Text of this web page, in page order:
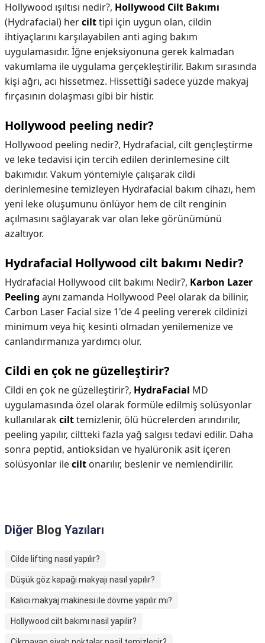
Hollywood ışıltısı nedir?, Hollywood Cilt Bakımı
(Hydrafacial) hercilttipi için uygun olan, cildin
ihtiyaçlarını karşılayabilen anti aging bakım
uygulamasıdır. İğne enjeksiyonuna gerek kalmadan
vakumlama ile uygulama gerçekleştirilir. Bakım sırasında
kişi ağrı, acı hissetmez. Hissettiği sadece yüzde makyaj
fırçasının dolaşması gibi bir histir.
Hollywood peeling nedir?
Hollywood peeling nedir?, Hydrafacial, cilt gençleştirme
ve leke tedavisi için tercih edilen derinlemesine cilt
bakımıdır. Vakum yöntemiyle çalışarak cildi
derinlemesine temizleyen Hydrafacial bakım cihazı, hem
yeni leke oluşumunu önlüyor hem de cilt renginin
açılmasını sağlayarak var olan leke görünümünü
azaltıyor.
Hydrafacial Hollywood cilt bakımı Nedir?
Hydrafacial Hollywood cilt bakımı Nedir?, Karbon Lazer
Peeling aynı zamanda Hollywood Peel olarak da bilinir,
Carbon Laser Facial size 1'de 4 peeling vererek cildinizi
minimum veya hiç kesinti olmadan yenilemenize ve
canlandırmanıza yardımcı olur.
Cildi en çok ne güzelleştirir?
Cildi en çok ne güzelleştirir?, HydraFacial MD
uygulamasında özel olarak formüle edilmiş solüsyonlar
kullanılarakcilttemizlenir, ölü hücrelerden arındırılır,
peeling yapılır, ciltteki fazla yağ salgısı tedavi edilir. Daha
sonra peptid, antioksidan ve hyalüronik asit içeren
solüsyonlar ilecilt onarılır, beslenir ve nemlendirilir.
Diğer Blog Yazıları
Cilde lifting nasıl yapılır?
Düşük göz kapağı makyajı nasıl yapılır?
Kalıcı makyaj makinesi ile dövme yapılır mı?
Hollywood cilt bakımı nasil yapilir?